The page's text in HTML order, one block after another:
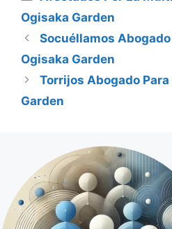
Ogisaka Garden
Socuéllamos
Ogisaka Garden
Torrijos Abogado
Garden